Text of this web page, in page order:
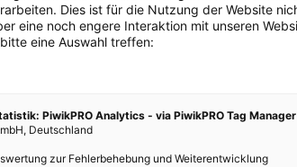
Dies ist für die Nutzung der Website
eine noch engere Interaktion mit unseren
eine Auswahl treffen:
PiwikPRO Analytics - via PiwikPRO Tag Manager
Deutschland
zur Fehlerbehebung und Weiterentwicklung